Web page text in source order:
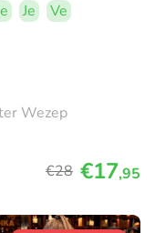
Je
Ve
Wezep
€28 €17,95